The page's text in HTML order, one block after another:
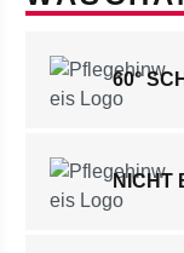
60°
NICHT